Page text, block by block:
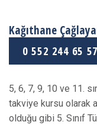
Kağıthane
0 552 244 65 57
5, 6, 7, 9, 10 ve 11.
takviye kursu olarak
olduğu gibi 5. Sınıf